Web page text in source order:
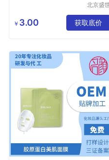
北京盛
传播中
￥ 3.00 获取底价